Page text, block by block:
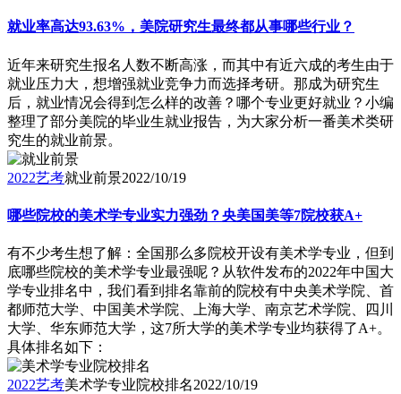
就业率高达93.63%，美院研究生最终都从事哪些行业？
近年来研究生报名人数不断高涨，而其中有近六成的考生由于
就业压力大，想增强就业竞争力而选择考研。那成为研究生
后，就业情况会得到怎么样的改善？哪个专业更好就业？小编
整理了部分美院的毕业生就业报告，为大家分析一番美术类研
究生的就业前景。
2022艺考就业前景2022/10/19
哪些院校的美术学专业实力强劲？央美国美等7院校获A+
有不少考生想了解：全国那么多院校开设有美术学专业，但到
底哪些院校的美术学专业最强呢？从软件发布的2022年中国大
学专业排名中，我们看到排名靠前的院校有中央美术学院、首
都师范大学、中国美术学院、上海大学、南京艺术学院、四川
大学、华东师范大学，这7所大学的美术学专业均获得了A+。
具体排名如下：
2022艺考美术学专业院校排名2022/10/19